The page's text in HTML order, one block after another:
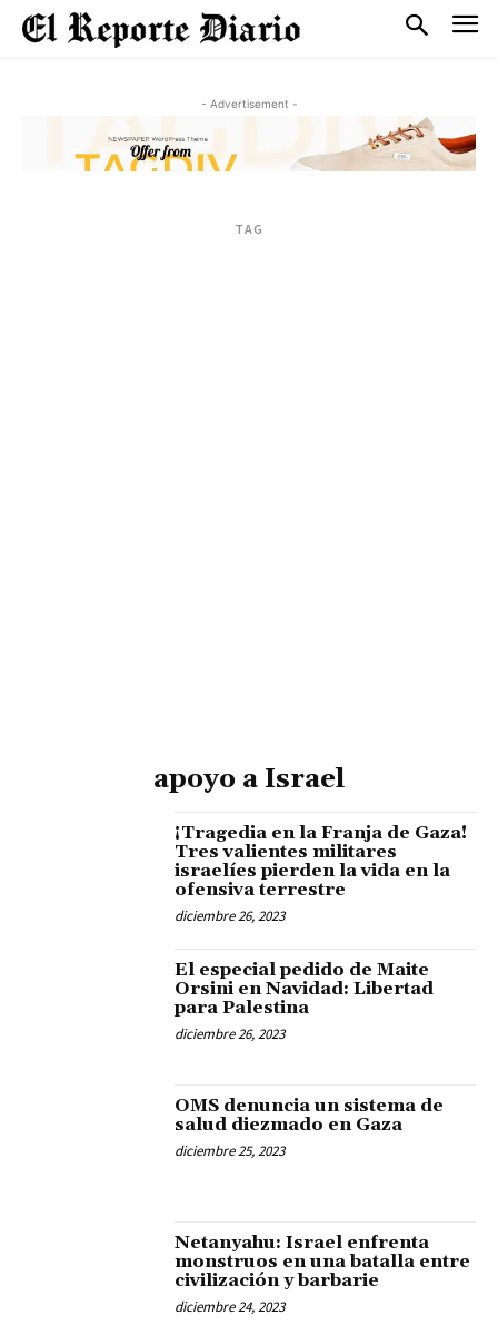
- Advertisement -
TAG
apoyo a Israel
¡Tragedia en la Franja de Gaza!
Tres valientes militares
israelíes pierden la vida en la
ofensiva terrestre
diciembre 26, 2023
El especial pedido de Maite
Orsini en Navidad: Libertad
para Palestina
diciembre 26, 2023
OMS denuncia un sistema de
salud diezmado en Gaza
diciembre 25, 2023
Netanyahu: Israel enfrenta
monstruos en una batalla entre
civilización y barbarie
diciembre 24, 2023